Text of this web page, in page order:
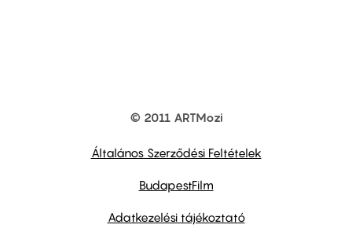
© 2011 ARTMozi
Általános Szerződési Feltételek
BudapestFilm
Adatkezelési tájékoztató